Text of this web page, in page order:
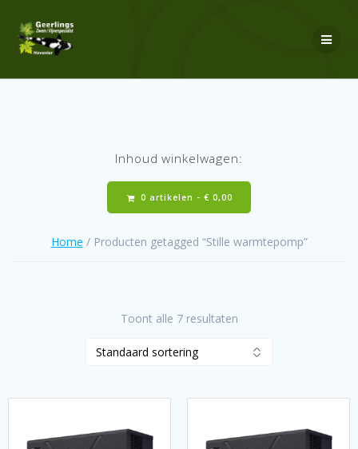
Inhoud winkelwagen:
0 artikelen - € 0,00
Home / Producten getagged “Stille warmtepomp”
Toont alle 7 resultaten